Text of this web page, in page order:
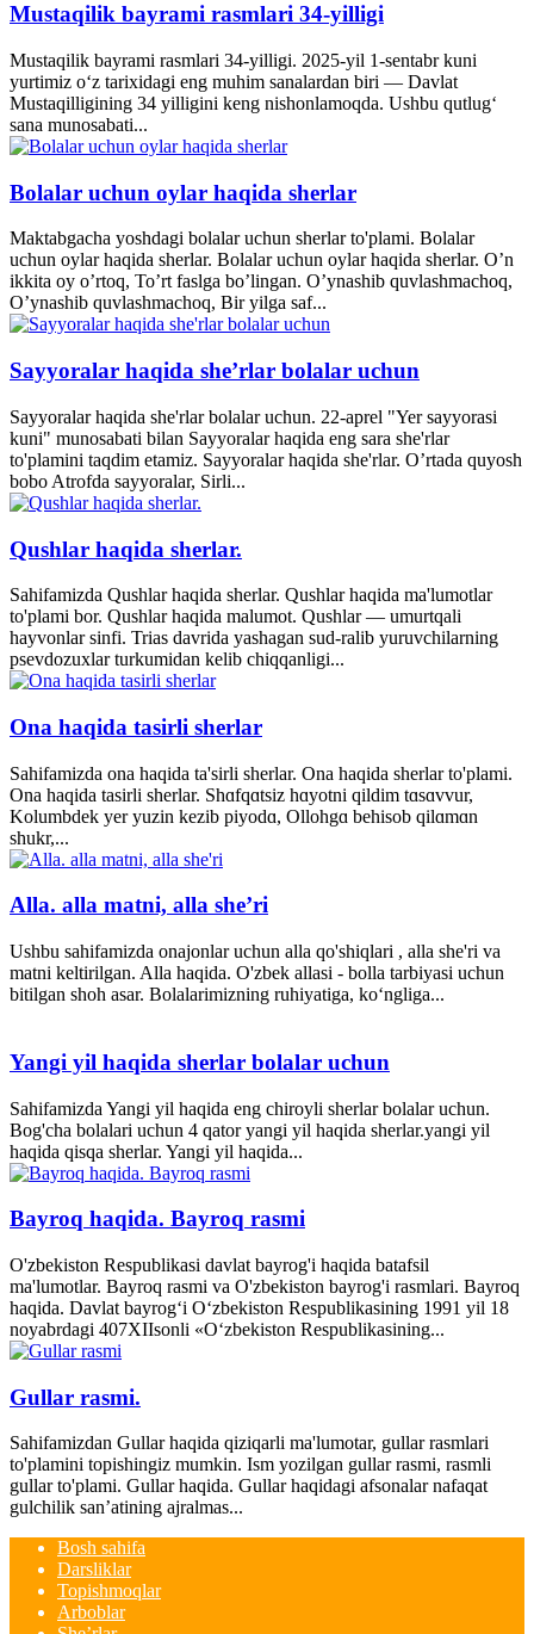
Mustaqilik bayrami rasmlari 34-yilligi
Mustaqilik bayrami rasmlari 34-yilligi. 2025-yil 1-sentabr kuni
yurtimiz o‘z tarixidagi eng muhim sanalardan biri — Davlat
Mustaqilligining 34 yilligini keng nishonlamoqda. Ushbu qutlug‘
sana munosabati...
Bolalar uchun oylar haqida sherlar
Maktabgacha yoshdagi bolalar uchun sherlar to'plami. Bolalar
uchun oylar haqida sherlar. Bolalar uchun oylar haqida sherlar. O’n
ikkita oy o’rtoq, To’rt faslga bo’lingan. O’ynashib quvlashmachoq,
O’ynashib quvlashmachoq, Bir yilga saf...
Sayyoralar haqida she’rlar bolalar uchun
Sayyoralar haqida she'rlar bolalar uchun. 22-aprel "Yer sayyorasi
kuni" munosabati bilan Sayyoralar haqida eng sara she'rlar
to'plamini taqdim etamiz. Sayyoralar haqida she'rlar. O’rtada quyosh
bobo Atrofda sayyoralar, Sirli...
Qushlar haqida sherlar.
Sahifamizda Qushlar haqida sherlar. Qushlar haqida ma'lumotlar
to'plami bor. Qushlar haqida malumot. Qushlar — umurtqali
hayvonlar sinfi. Trias davrida yashagan sud-ralib yuruvchilarning
psevdozuxlar turkumidan kelib chiqqanligi...
Ona haqida tasirli sherlar
Sahifamizda ona haqida ta'sirli sherlar. Ona haqida sherlar to'plami.
Ona haqida tasirli sherlar. Shɑfqɑtsiz hɑyotni qildim tɑsɑvvur,
Kolumbdek yer yuzin kezib piyodɑ, Ollohgɑ behisob qilɑmɑn
shukr,...
Alla. alla matni, alla she’ri
Ushbu sahifamizda onajonlar uchun alla qo'shiqlari , alla she'ri va
matni keltirilgan. Alla haqida. O'zbek allasi - bolla tarbiyasi uchun
bitilgan shoh asar. Bolalarimizning ruhiyatiga, ko‘ngliga...
Yangi yil haqida sherlar bolalar uchun
Sahifamizda Yangi yil haqida eng chiroyli sherlar bolalar uchun.
Bog'cha bolalari uchun 4 qator yangi yil haqida sherlar.yangi yil
haqida qisqa sherlar. Yangi yil haqida...
Bayroq haqida. Bayroq rasmi
O'zbekiston Respublikasi davlat bayrog'i haqida batafsil
ma'lumotlar. Bayroq rasmi va O'zbekiston bayrog'i rasmlari. Bayroq
haqida. Davlat bayrog‘i O‘zbekiston Respublikasining 1991 yil 18
noyabrdagi 407­XII­sonli «O‘zbekiston Respublikasining...
Gullar rasmi.
Sahifamizdan Gullar haqida qiziqarli ma'lumotar, gullar rasmlari
to'plamini topishingiz mumkin. Ism yozilgan gullar rasmi, rasmli
gullar to'plami. Gullar haqida. Gullar haqidagi afsonalar nafaqat
gulchilik san’atining ajralmas...
Bosh sahifa
Darsliklar
Topishmoqlar
Arboblar